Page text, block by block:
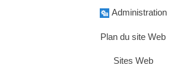
Administration
Plan du site Web
Sites Web